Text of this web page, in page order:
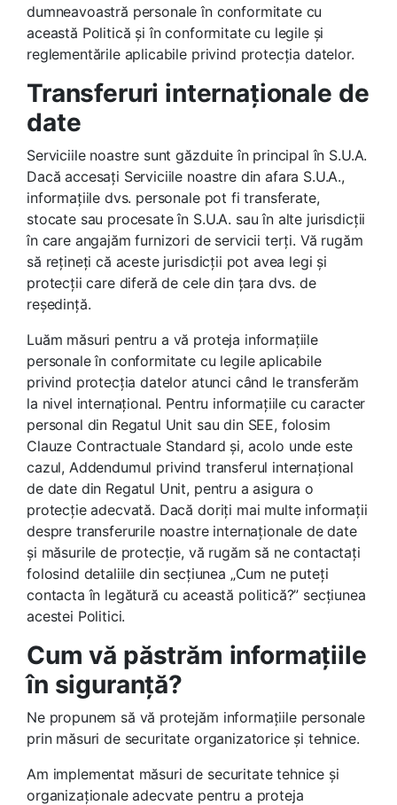
dumneavoastră personale în conformitate cu
această Politică și în conformitate cu legile și
reglementările aplicabile privind protecția datelor.
Transferuri internaționale de
date
Serviciile noastre sunt găzduite în principal în S.U.A.
Dacă accesați Serviciile noastre din afara S.U.A.,
informațiile dvs. personale pot fi transferate,
stocate sau procesate în S.U.A. sau în alte jurisdicții
în care angajăm furnizori de servicii terți. Vă rugăm
să rețineți că aceste jurisdicții pot avea legi și
protecții care diferă de cele din țara dvs. de
reședință.
Luăm măsuri pentru a vă proteja informațiile
personale în conformitate cu legile aplicabile
privind protecția datelor atunci când le transferăm
la nivel internațional. Pentru informațiile cu caracter
personal din Regatul Unit sau din SEE, folosim
Clauze Contractuale Standard și, acolo unde este
cazul, Addendumul privind transferul internațional
de date din Regatul Unit, pentru a asigura o
protecție adecvată. Dacă doriți mai multe informații
despre transferurile noastre internaționale de date
și măsurile de protecție, vă rugăm să ne contactați
folosind detaliile din secțiunea „Cum ne puteți
contacta în legătură cu această politică?” secțiunea
acestei Politici.
Cum vă păstrăm informațiile
în siguranță?
Ne propunem să vă protejăm informațiile personale
prin măsuri de securitate organizatorice și tehnice.
Am implementat măsuri de securitate tehnice și
organizaționale adecvate pentru a proteja